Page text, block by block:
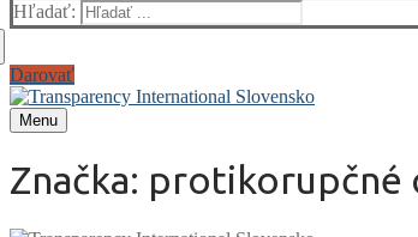
Hľadať:
Darovať
Menu
Značka: protikorupčné